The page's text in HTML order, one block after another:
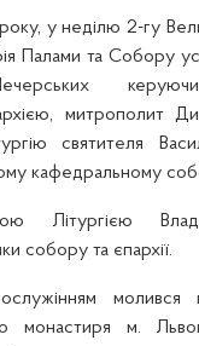
у неділю 2-гу
Палами та Собору
митрополит
святителя
кафедральному
Літургією
собору та єпархії.
молився
монастиря м.